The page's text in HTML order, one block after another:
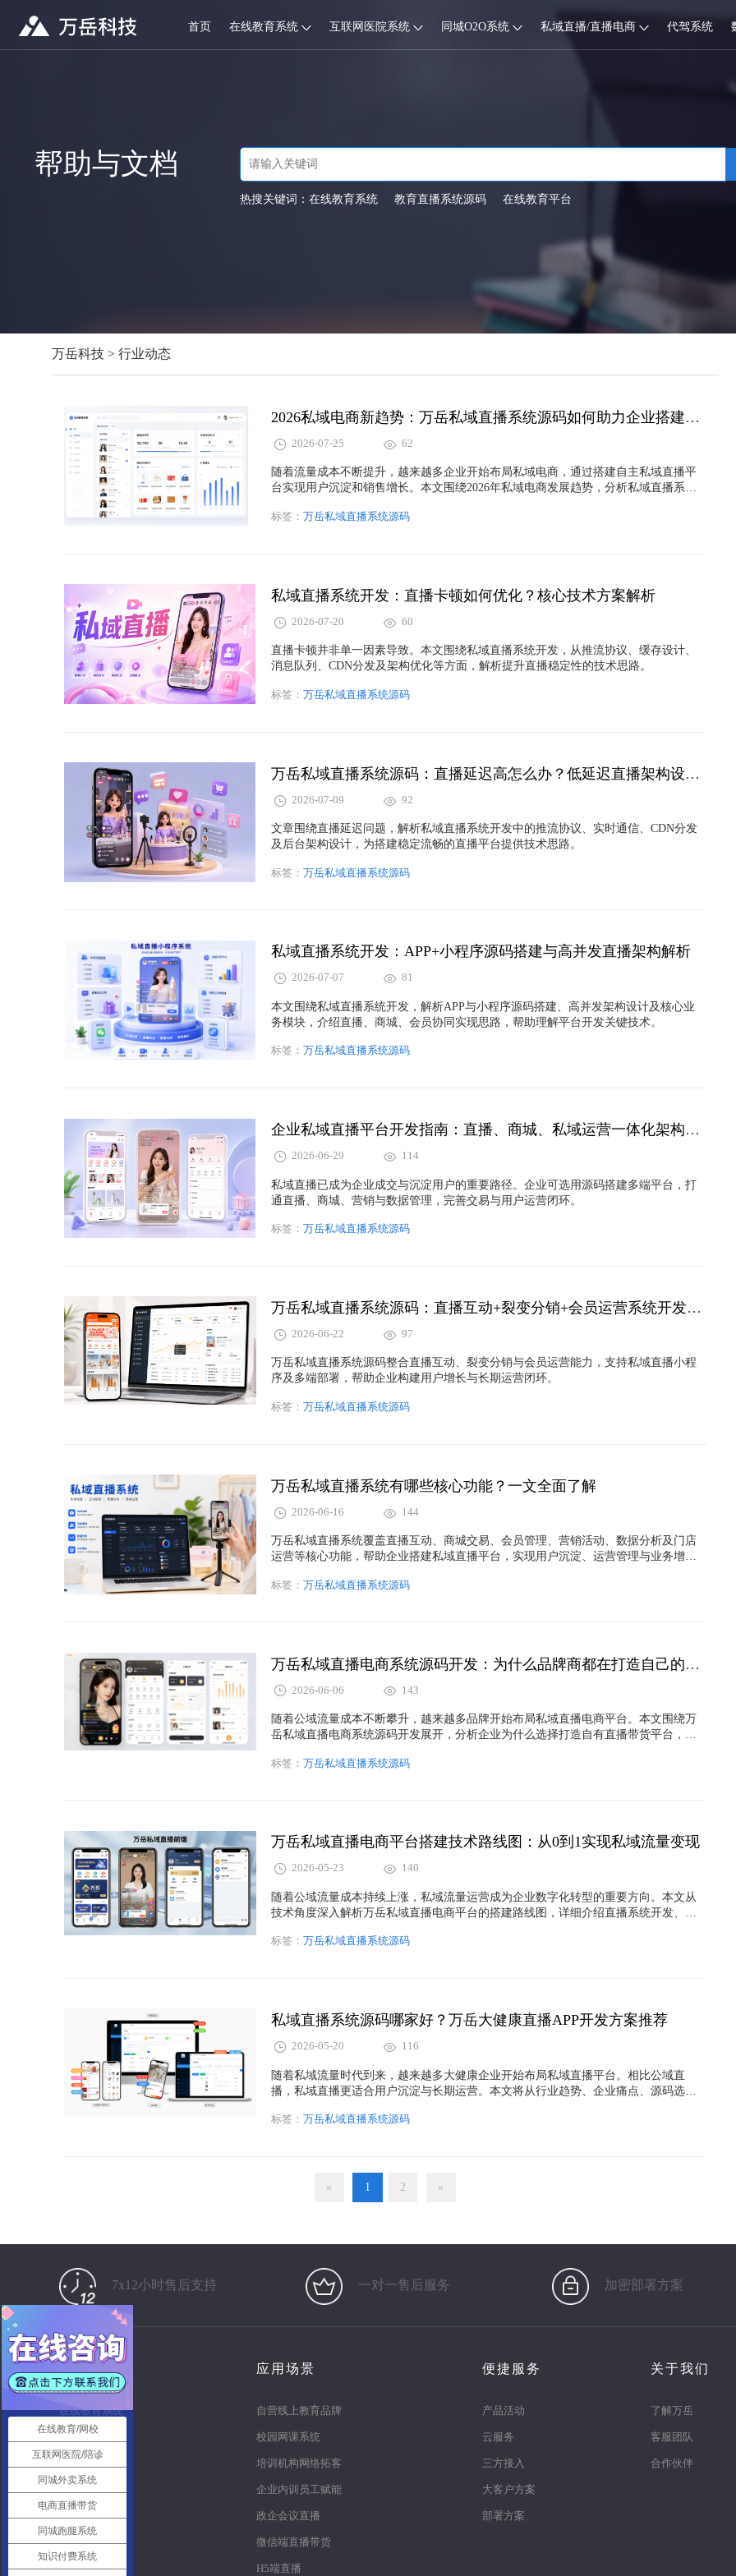
首页 在线教育系统 互联网医院系统 同城O2O系统 私域直播/直播电商 代驾系统
帮助与文档
热搜关键词： 在线教育系统 教育直播系统源码 在线教育平台
万岳科技> 行业动态
2026私域电商新趋势：万岳私域直播系统源码如何助力企业搭建自主销售平台？
2026-07-25 62
随着流量成本不断提升，越来越多企业开始布局私域电商，通过搭建自主私域直播平
台实现用户沉淀和销售增长。本文围绕2026年私域电商发展趋势，分析私域直播系统
能定制等能力，帮助企业打造专属直播卖货平台，实现数字化营销升级。
标签：万岳私域直播系统源码
私域直播系统开发：直播卡顿如何优化？核心技术方案解析
2026-07-20 60
直播卡顿并非单一因素导致。本文围绕私域直播系统开发，从推流协议、缓存设计、
消息队列、CDN分发及架构优化等方面，解析提升直播稳定性的技术思路。
标签：万岳私域直播系统源码
万岳私域直播系统源码：直播延迟高怎么办？低延迟直播架构设计解析
2026-07-09 92
文章围绕直播延迟问题，解析私域直播系统开发中的推流协议、实时通信、CDN分发
及后台架构设计，为搭建稳定流畅的直播平台提供技术思路。
标签：万岳私域直播系统源码
私域直播系统开发：APP+小程序源码搭建与高并发直播架构解析
2026-07-07 81
本文围绕私域直播系统开发，解析APP与小程序源码搭建、高并发架构设计及核心业
务模块，介绍直播、商城、会员协同实现思路，帮助理解平台开发关键技术。
标签：万岳私域直播系统源码
企业私域直播平台开发指南：直播、商城、私域运营一体化架构解析
2026-06-29 114
私域直播已成为企业成交与沉淀用户的重要路径。企业可选用源码搭建多端平台，打
通直播、商城、营销与数据管理，完善交易与用户运营闭环。
标签：万岳私域直播系统源码
万岳私域直播系统源码：直播互动+裂变分销+会员运营系统开发实现方案
2026-06-22 97
万岳私域直播系统源码整合直播互动、裂变分销与会员运营能力，支持私域直播小程
序及多端部署，帮助企业构建用户增长与长期运营闭环。
标签：万岳私域直播系统源码
万岳私域直播系统有哪些核心功能？一文全面了解
2026-06-16 144
万岳私域直播系统覆盖直播互动、商城交易、会员管理、营销活动、数据分析及门店
运营等核心功能，帮助企业搭建私域直播平台，实现用户沉淀、运营管理与业务增
标签：万岳私域直播系统源码
万岳私域直播电商系统源码开发：为什么品牌商都在打造自己的带货平台？
2026-06-06 143
随着公域流量成本不断攀升，越来越多品牌开始布局私域直播电商平台。本文围绕万
岳私域直播电商系统源码开发展开，分析企业为什么选择打造自有直播带货平台，以
势，帮助企业实现数字化升级和长期增长，同时提升"私域直播系统源码""直播电商系
标签：万岳私域直播系统源码
万岳私域直播电商平台搭建技术路线图：从0到1实现私域流量变现
2026-05-23 140
随着公域流量成本持续上涨，私域流量运营成为企业数字化转型的重要方向。本文从
技术角度深入解析万岳私域直播电商平台的搭建路线图，详细介绍直播系统开发、电
建专属直播电商平台，实现用户沉淀、品牌增长与商业变现闭环。
标签：万岳私域直播系统源码
私域直播系统源码哪家好？万岳大健康直播APP开发方案推荐
2026-05-20 116
随着私域流量时代到来，越来越多大健康企业开始布局私域直播平台。相比公域直
播，私域直播更适合用户沉淀与长期运营。本文将从行业趋势、企业痛点、源码选择
APP开发方案的功能优势与商业价值，帮助企业更高效搭建自己的私域直播生态。
标签：万岳私域直播系统源码
« 1 2 »
7x12小时售后支持 一对一售后服务 加密部署方案
在线教育系统
知识付费系统
电商直播系统
同城o2o
同城跑腿
智慧党建系统
应用场景
自营线上教育品牌
校园网课系统
培训机构网络拓客
企业内训员工赋能
政企会议直播
微信端直播带货
H5端直播
便捷服务
产品活动
云服务
三方接入
大客户方案
部署方案
关于我们
了解万岳
客服团队
合作伙伴
在线教育/网校
互联网医院/陪诊
同城外卖系统
电商直播带货
同城跑腿系统
知识付费系统